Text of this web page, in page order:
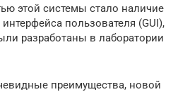
этой системы стало наличие
пользователя (GUI),
разработаны в лаборатории
преимущества, новой